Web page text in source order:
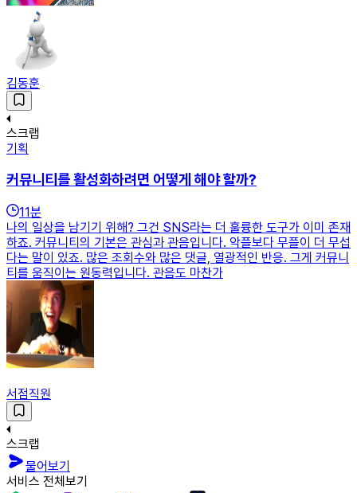
김동훈
스크랩
기획
커뮤니티를 활성화하려면 어떻게 해야 할까?
11분
나의 일상을 남기기 위해? 그건 SNS라는 더 훌륭한 도구가 이미 존재
하죠. 커뮤니티의 기본은 관심과 관음입니다. 악플보다 무플이 더 무섭
다는 말이 있죠. 많은 조회수와 많은 댓글, 열광적인 반응. 그게 커뮤니
티를 움직이는 원동력입니다. 관음도 마찬가
서점직원
스크랩
물어보기
서비스 전체보기